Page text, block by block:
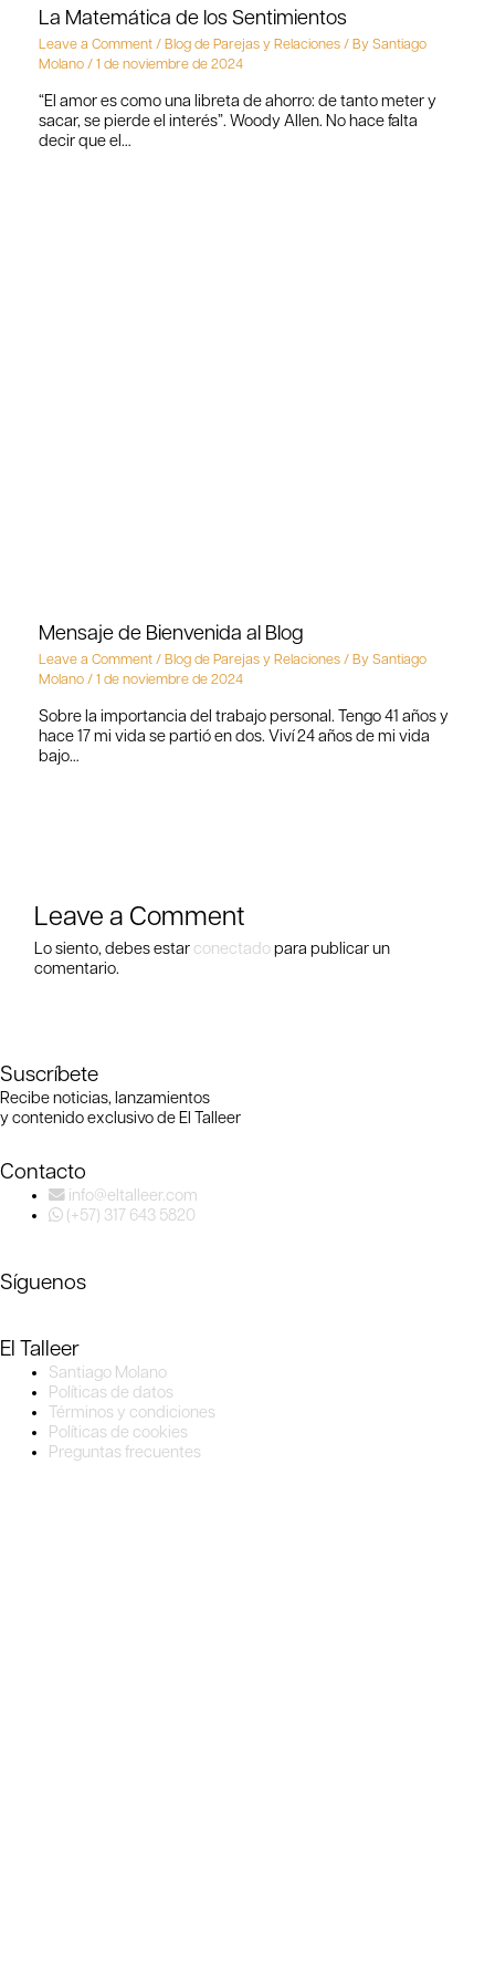
La Matemática de los Sentimientos
Leave a Comment / Blog de Parejas y Relaciones / BySantiago
Molano /1 de noviembre de 2024
“El amor es como una libreta de ahorro: de tanto meter y
sacar, se pierde el interés”. Woody Allen. No hace falta
decir que el…
Mensaje de Bienvenida al Blog
Leave a Comment / Blog de Parejas y Relaciones / BySantiago
Molano /1 de noviembre de 2024
Sobre la importancia del trabajo personal. Tengo 41 años y
hace 17 mi vida se partió en dos. Viví 24 años de mi vida
bajo…
Leave a Comment
Lo siento, debes estar conectado para publicar un
comentario.
Suscríbete
Recibe noticias, lanzamientos
y contenido exclusivo de El Talleer
Contacto
info@eltalleer.com
(+57) 317 643 5820
Síguenos
El Talleer
Santiago Molano
Políticas de datos
Términos y condiciones
Políticas de cookies
Preguntas frecuentes